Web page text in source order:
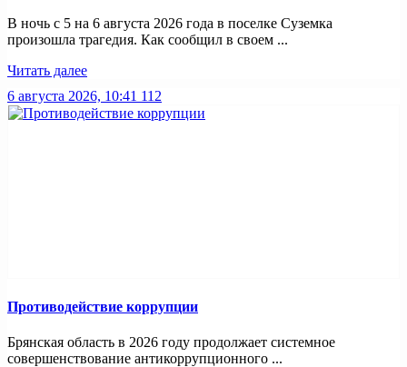
В ночь с 5 на 6 августа 2026 года в поселке Суземка
произошла трагедия. Как сообщил в своем ...
Читать далее
6 августа 2026, 10:41 112
Противодействие коррупции
Брянская область в 2026 году продолжает системное
совершенствование антикоррупционного ...